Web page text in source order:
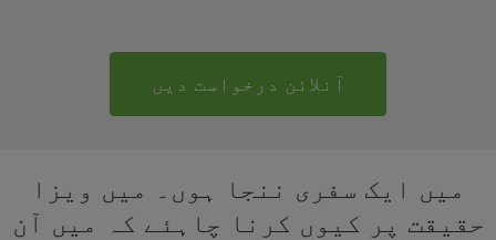
آنلائن درخواست دیں
میں ایک سفری ننجا ہوں۔ میں ویزا
حقیقت پر کیوں کرنا چاہئے کہ میں آن